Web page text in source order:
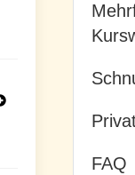
FAQ